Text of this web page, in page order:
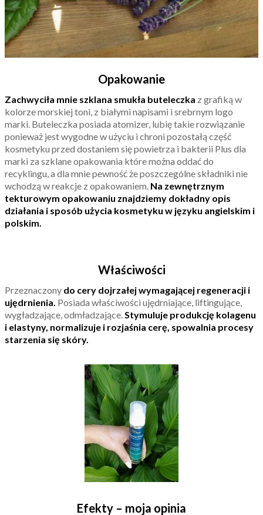
Opakowanie
Zachwyciła mnie szklana smukła buteleczka z grafiką w
kolorze morskiej toni, z białymi napisami i srebrnym logo
marki. Buteleczka posiada atomizer, lubię takie rozwiązanie
ponieważ jest wygodne w użyciu i chroni pozostałą część
kosmetyku przed dostaniem się powietrza i bakterii Plus dla
marki za szklane opakowania które można oddać do
recyklingu, a dla mnie pewność że poszczególne składniki nie
wchodzą w reakcje z opakowaniem. Na zewnętrznym
tekturowym opakowaniu znajdziemy dokładny opis
działania i sposób użycia kosmetyku w języku angielskim i
polskim.
Właściwości
Przeznaczony do cery dojrzałej wymagającej regeneracji i
ujędrnienia. Posiada właściwości ujędrniające, liftingujące,
wygładzające, odmładzające.Stymuluje produkcję kolagenu
i elastyny, normalizuje i rozjaśnia cerę, spowalnia procesy
starzenia się skóry.
Efekty – moja opinia